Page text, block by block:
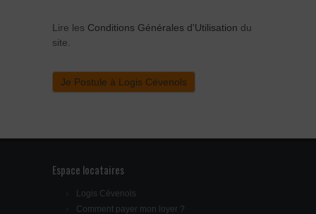
Lire les Conditions Générales d'Utilisation du
site.
Je Postule à Logis Cévenols
Espace locataires
Logis Cévenols
Comment payer mon loyer ?